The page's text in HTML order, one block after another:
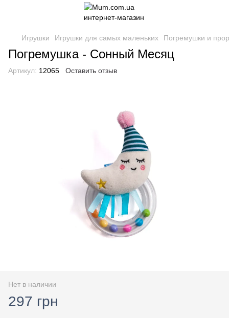
Игрушки Игрушки для самых маленьких Погремушки и
Погремушка - Сонный Месяц
Артикул: 12065 Оставить отзыв
Нет в наличии
297 грн